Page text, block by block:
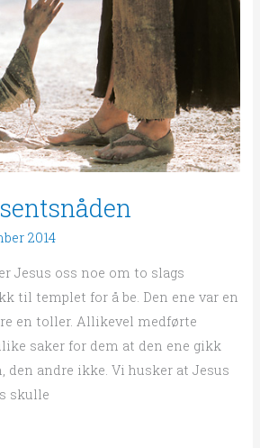
2014
Jesus oss noe om to slags
til templet for å be. Den ene var en
en toller. Allikevel medførte
saker for dem at den ene gikk
den andre ikke. Vi husker at Jesus
skulle